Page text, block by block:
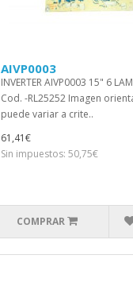
AIVP0003
INVERTER AIVP0003 15" 6
Cod. -RL25252 Imagen
puede variar a crite..
61,41€
Sin impuestos: 50,75€
COMPRAR